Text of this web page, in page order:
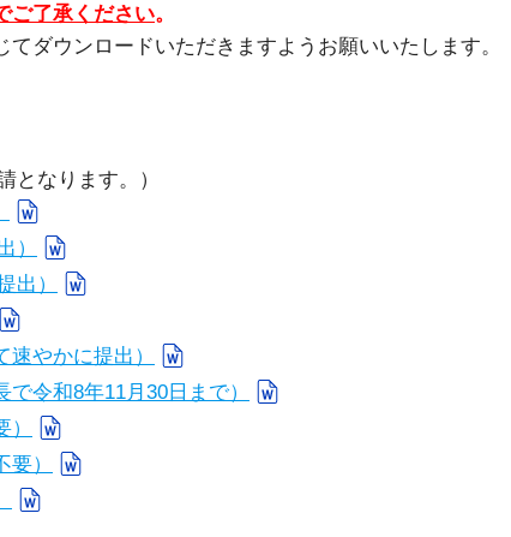
ご了承ください。
ダウンロードいただきますようお願いいたします。
となります。）
）
出）
やかに提出）
令和8年11月30日まで）
）